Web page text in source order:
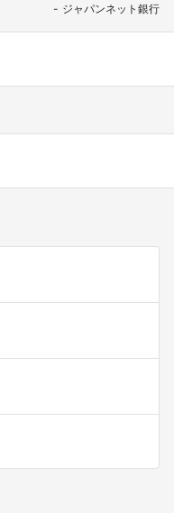
ジャパンネット銀行